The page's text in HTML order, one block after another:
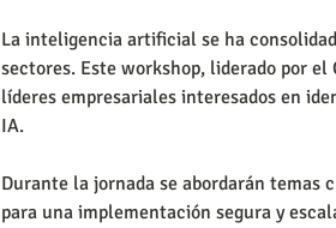
La inteligencia artificial se ha
sectores. Este workshop, liderado por
líderes empresariales interesados en
IA.
Durante la jornada se abordarán temas
para una implementación segura y